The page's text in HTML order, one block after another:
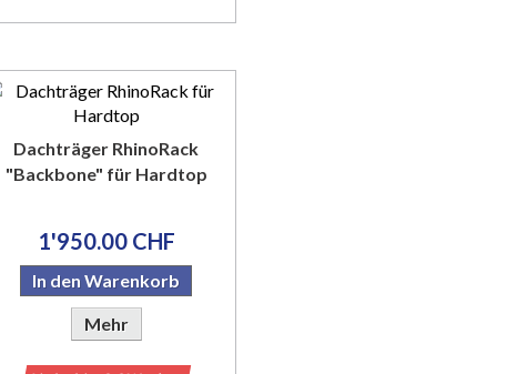
Dachträger RhinoRack
"Backbone" für Hardtop
1'950.00 CHF
In den Warenkorb
Mehr